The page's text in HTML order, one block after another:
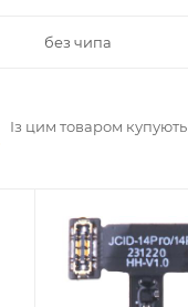
без чипа
Із цим товаром купують